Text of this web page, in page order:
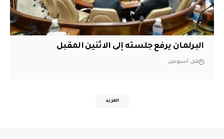
البرلمان يرفع جلسته إلى الاثنين المقبل
قبل أسبوعين
المزيد